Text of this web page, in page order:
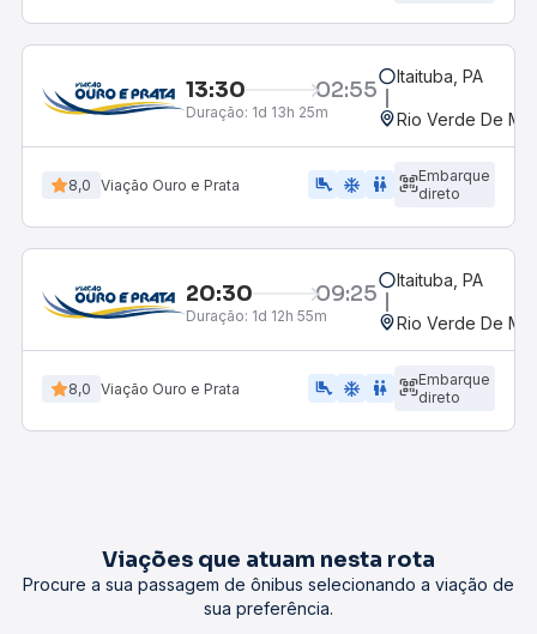
13:30 02:55
Duração: 1d 13h 25m
Itaituba, PA
Rio Verde De
8,0 Viação Ouro e Prata airline_seat_legroom_extra ac_unit WC
Embarque
direto
20:30 09:25
Duração: 1d 12h 55m
Itaituba, PA
Rio Verde De
8,0 Viação Ouro e Prata airline_seat_legroom_extra ac_unit WC
Embarque
direto
Viações que atuam nesta rota
Procure a sua passagem de ônibus selecionando a viação de
sua preferência.